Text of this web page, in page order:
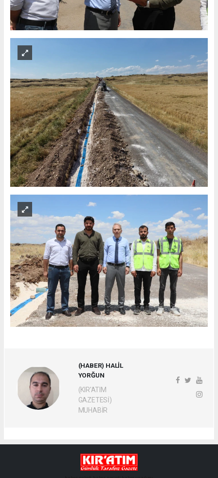
(HABER) HALİL
YORĞUN
(KIR'ATIM
GAZETESİ)
MUHABİR